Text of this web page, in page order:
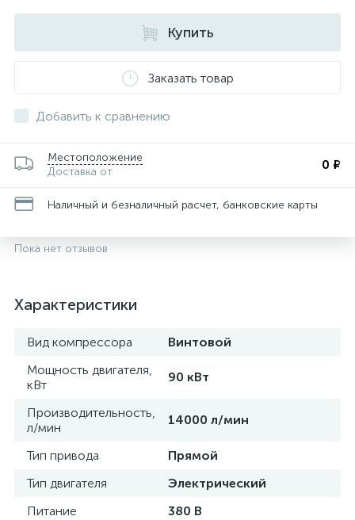
Купить
Заказать товар
Добавить к сравнению
Местоположение
Доставка от
0 ₽
Наличный и безналичный расчет, банковские карты
Пока нет отзывов
Характеристики
Вид компрессора
Винтовой
Мощность двигателя,
кВт
90 кВт
Производительность,
л/мин
14000 л/мин
Тип привода
Прямой
Тип двигателя
Электрический
Питание
380 В